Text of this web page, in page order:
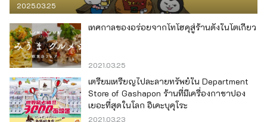
2025.03.25
เทศกาลของอร่อยจากโทโฮคุสู่ร้านดังในโตเกียว
2021.03.25
เตรียมเหรียญไปละลายทรัพย์ใน Department
Store of Gashapon ร้านที่มีเครื่องกาชาปอง
เยอะที่สุดในโลก อิเคะบุคุโระ
2021.03.23